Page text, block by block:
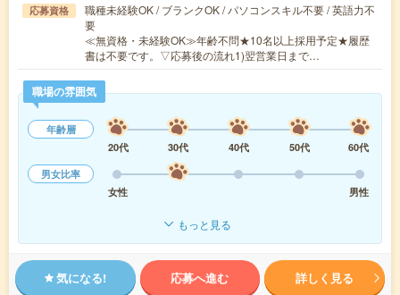
応募資格
職種未経験OK / ブランクOK / パソコンスキル不要 / 英語力不
要
≪無資格・未経験OK≫年齢不問★10名以上採用予定★履歴
書は不要です。▽応募後の流れ1)翌営業日まで…
職場の雰囲気
年齢層
20代
30代 40代 50代
60代
男女比率
女性
男性
もっと見る
気になる! 応募へ進む 詳しく見る